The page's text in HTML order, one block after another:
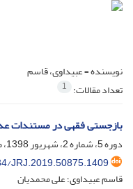
نویسنده =عبیداوی، قاسم
تعداد مقالات: 1
‏بازجستی فقهی در مستندات
دوره 5، شماره 2، شهریور 1398، صفحه
JRJ.2019.50875.1409
قاسم عبیداوی؛ علی محمدیان